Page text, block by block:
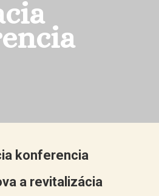
konferencia
a revitalizácia